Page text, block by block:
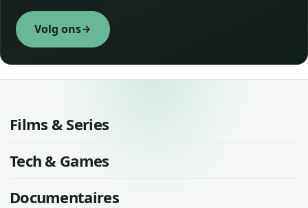
Volg ons
Films & Series
Tech & Games
Documentaires